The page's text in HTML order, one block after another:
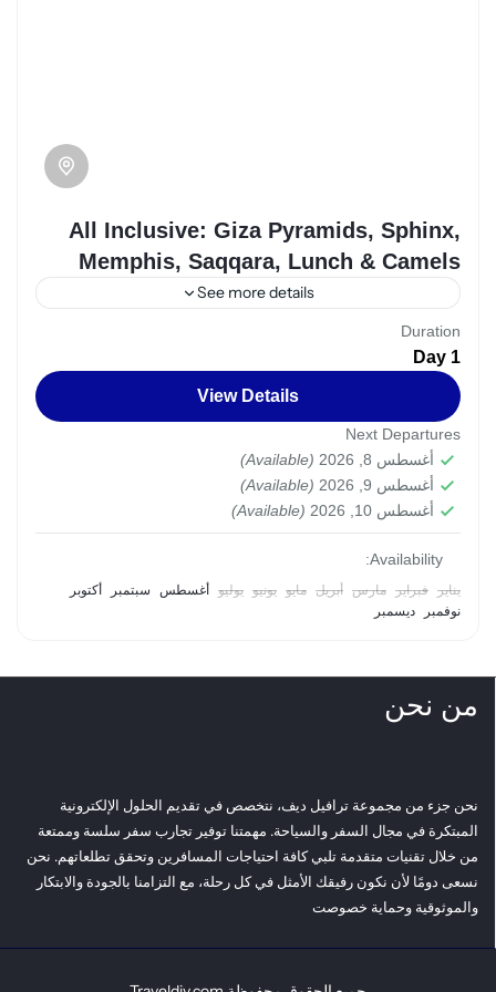
All Inclusive: Giza Pyramids, Sphinx,
Memphis, Saqqara, Lunch & Camels
See more details
egypt
Private All-Inclusive tours to iconic Egyptian
sites like the Giza Pyramids, Sphinx,
Memphis, and Saqqara offer a comprehensive
exploration of Egypt's rich history and cultural
heritage.
Cairo,Egypt
Easy
2 People
Duration
1 Day
View Details
Next Departures
أغسطس 8, 2026
(Available)
أغسطس 9, 2026
(Available)
أغسطس 10, 2026
(Available)
Availability:
يناير فبراير مارس أبريل مايو يونيو يوليو أغسطس سبتمبر
أكتوبر
نوفمبر
ديسمبر
من نحن
نحن جزء من مجموعة ترافيل ديف، نتخصص في تقديم الحلول الإلكترونية
المبتكرة في مجال السفر والسياحة. مهمتنا توفير تجارب سفر سلسة وممتعة
من خلال تقنيات متقدمة تلبي كافة احتياجات المسافرين وتحقق تطلعاتهم. نحن
نسعى دومًا لأن نكون رفيقك الأمثل في كل رحلة، مع التزامنا بالجودة والابتكار
والموثوقية وحماية خصوصت